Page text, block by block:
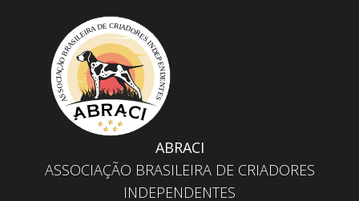
ABRACI
ASSOCIAÇÃO BRASILEIRA DE CRIADORES
INDEPENDENTES